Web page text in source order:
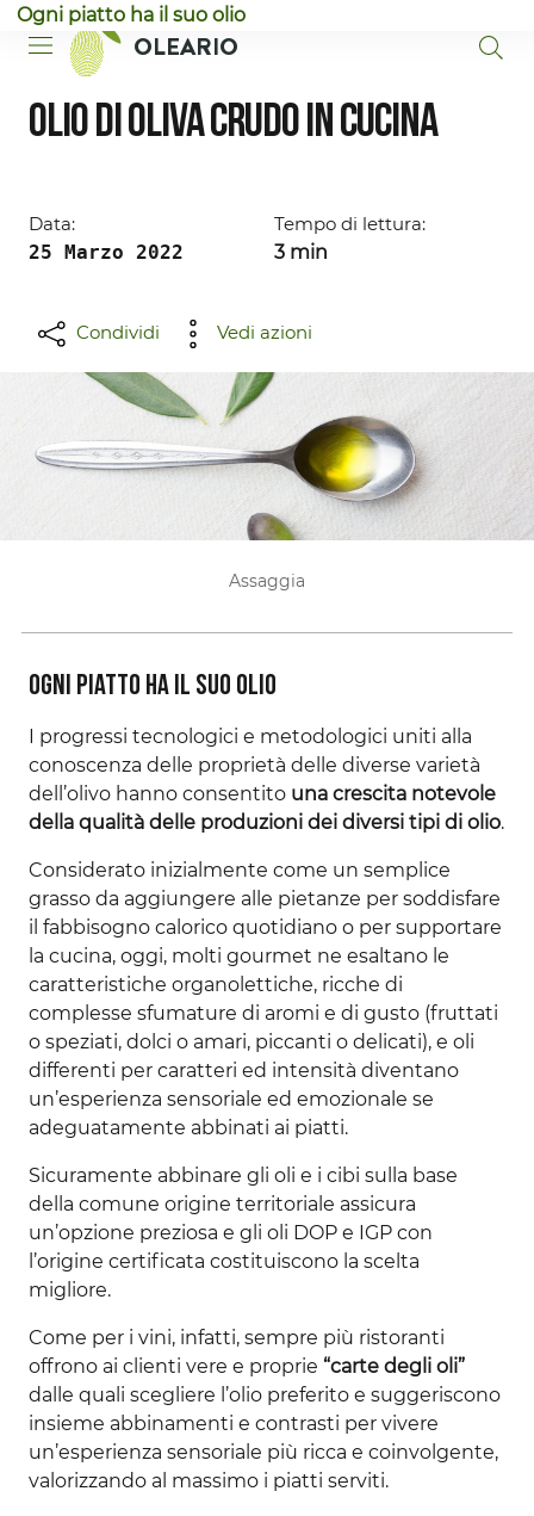
Vai al contenuto principale
Vai al piè di pagina
OLEARIO
Olio di oliva crudo in cucina
Data:
25 Marzo 2022
Tempo di lettura:
3 min
Condividi Vedi azioni
Assaggia
Ogni piatto ha il suo olio
I progressi tecnologici e metodologici uniti alla
conoscenza delle proprietà delle diverse varietà
dell’olivo hanno consentito una crescita notevole
della qualità delle produzioni dei diversi tipi di olio.
Considerato inizialmente come un semplice
grasso da aggiungere alle pietanze per soddisfare
il fabbisogno calorico quotidiano o per supportare
la cucina, oggi, molti gourmet ne esaltano le
caratteristiche organolettiche, ricche di
complesse sfumature di aromi e di gusto (fruttati
o speziati, dolci o amari, piccanti o delicati), e oli
differenti per caratteri ed intensità diventano
un’esperienza sensoriale ed emozionale se
adeguatamente abbinati ai piatti.
Sicuramente abbinare gli oli e i cibi sulla base
della comune origine territoriale assicura
un’opzione preziosa e gli oli DOP e IGP con
l’origine certificata costituiscono la scelta
migliore.
Come per i vini, infatti, sempre più ristoranti
offrono ai clienti vere e proprie “carte degli oli”
dalle quali scegliere l’olio preferito e suggeriscono
insieme abbinamenti e contrasti per vivere
un’esperienza sensoriale più ricca e coinvolgente,
valorizzando al massimo i piatti serviti.
Ogni piatto ha il suo olio